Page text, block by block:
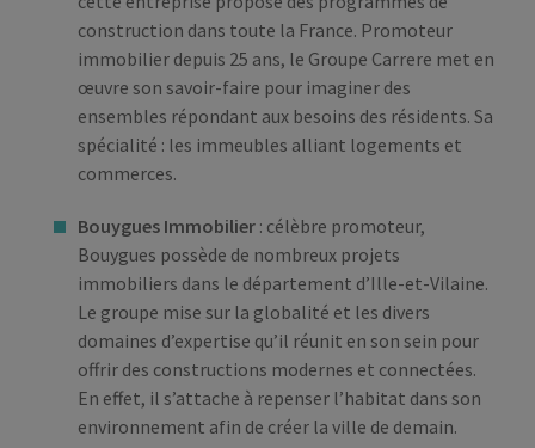
construction dans toute la France. Promoteur
immobilier depuis 25 ans, le Groupe Carrere met en
œuvre son savoir-faire pour imaginer des
ensembles répondant aux besoins des résidents. Sa
spécialité : les immeubles alliant logements et
commerces.
Bouygues Immobilier : célèbre promoteur,
Bouygues possède de nombreux projets
immobiliers dans le département d’Ille-et-Vilaine.
Le groupe mise sur la globalité et les divers
domaines d’expertise qu’il réunit en son sein pour
offrir des constructions modernes et connectées.
En effet, il s’attache à repenser l’habitat dans son
environnement afin de créer la ville de demain.